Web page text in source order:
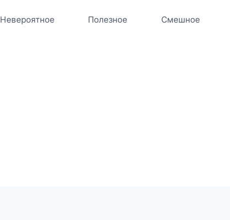
Невероятное Полезное Смешное